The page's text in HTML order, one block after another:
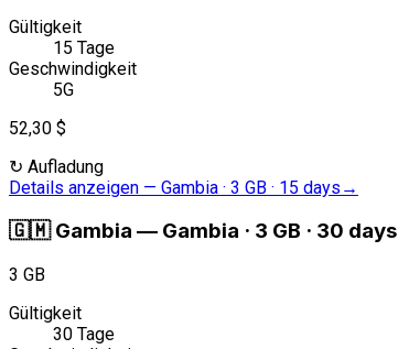
Gültigkeit
15 Tage
Geschwindigkeit
5G
52,30 $
↻ Aufladung
Details anzeigen — Gambia · 3 GB · 15 days →
🇬🇲 Gambia — Gambia · 3 GB · 30 days
3 GB
Gültigkeit
30 Tage